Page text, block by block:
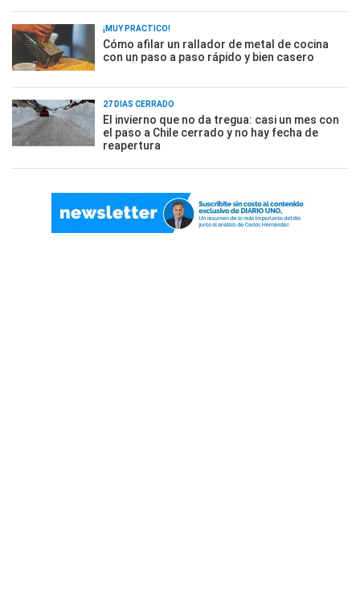
¡MUY PRÁCTICO!
Cómo afilar un rallador de metal de cocina
con un paso a paso rápido y bien casero
27 DÍAS CERRADO
El invierno que no da tregua: casi un mes con
el paso a Chile cerrado y no hay fecha de
reapertura